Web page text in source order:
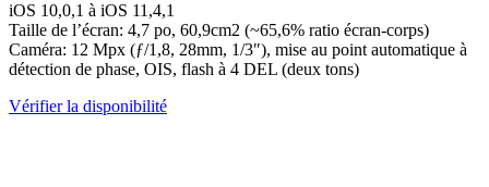
iOS 10,0,1 à iOS 11,4,1
Taille de l’écran: 4,7 po, 60,9cm2 (~65,6% ratio écran-corps)
Caméra: 12 Mpx (ƒ/1,8, 28mm, 1/3″), mise au point automatique à
détection de phase, OIS, flash à 4 DEL (deux tons)
Vérifier la disponibilité